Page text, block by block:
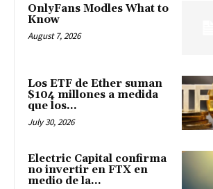
OnlyFans Modles What to
Know
August 7, 2026
Los ETF de Ether suman
$104 millones a medida
que los...
July 30, 2026
Electric Capital confirma
no invertir en FTX en
medio de la...